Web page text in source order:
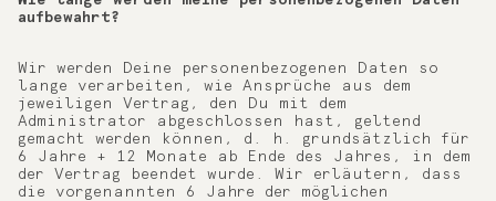
aufbewahrt?
Wir werden Deine personenbezogenen Daten so
lange verarbeiten, wie Ansprüche aus dem
jeweiligen Vertrag, den Du mit dem
Administrator abgeschlossen hast, geltend
gemacht werden können, d. h. grundsätzlich für
6 Jahre + 12 Monate ab Ende des Jahres, in dem
der Vertrag beendet wurde. Wir erläutern, dass
die vorgenannten 6 Jahre der möglichen